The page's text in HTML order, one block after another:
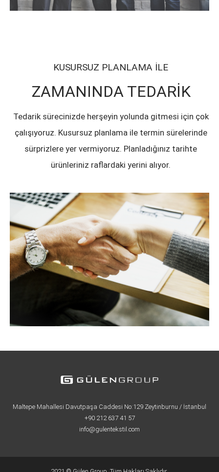
KUSURSUZ PLANLAMA İLE
ZAMANINDA TEDARİK
Tedarik sürecinizde herşeyin yolunda gitmesi için çok
çalışıyoruz. Kusursuz planlama ile termin sürelerinde
sürprizlere yer vermiyoruz. Planladığınız tarihte
ürünleriniz raflardaki yerini alıyor.
Maltepe Mahallesi Davutpaşa Caddesi No:129 Zeytinburnu / İstanbul
+90 212 637 41 57
info@gulentekstil.com